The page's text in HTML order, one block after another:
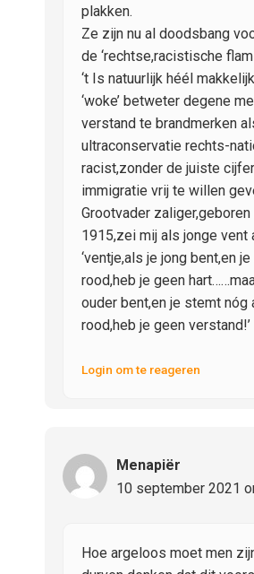
plakken.
Ze zijn nu al doodsbang
de ‘rechtse,racistische
‘t Is natuurlijk héél
‘woke’ betweter degene
verstand te brandmerken
ultraconservatie rechts-
racist,zonder de juiste
immigratie vrij te willen
Grootvader zaliger,geboren
1915,zei mij als jonge vent
‘ventje,als je jong bent,en
rood,heb je geen
ouder bent,en je stemt nóg
rood,heb je geen verstand!’
Login om te reageren
Menapiër
10 september 2021
Hoe argeloos moet men